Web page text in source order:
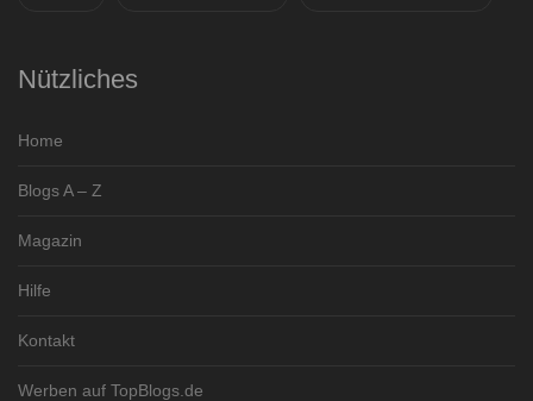
Nützliches
Home
Blogs A – Z
Magazin
Hilfe
Kontakt
Werben auf TopBlogs.de